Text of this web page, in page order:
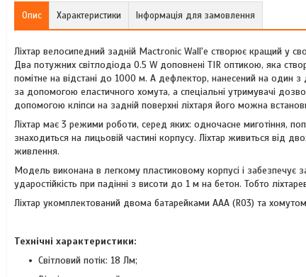
Опис Характеристики Інформація для замовлення
Ліхтар велосипедний задній Mactronic Wall'e створює кращий у
Два потужних світлодіода 0.5 W доповнені TIR оптикою, яка
помітне на відстані до 1000 м. А дефлектор, нанесений на один з
за допомогою еластичного хомута, а спеціальні утримувачі
допомогою кліпси на задній поверхні ліхтаря його можна
Ліхтар має 3 режими роботи, серед яких: одночасне миготіння,
знаходиться на лицьовій частині корпусу. Ліхтар живиться від
живлення.
Модель виконана в легкому пластиковому корпусі і забезпечує
ударостійкість при падінні з висоти до 1 м на бетон. Тобто
Ліхтар укомплектований двома батарейками ААА (R03) та
Технічні характеристики:
Світловий потік: 18 Лм;